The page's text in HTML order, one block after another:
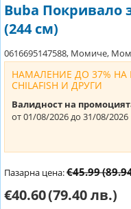
Buba Покривало
(244 см)
0616695147588, Момиче,
НАМАЛЕНИЕ ДО 37% НА
CHILAFISH И ДРУГИ
Валидност на
от 01/08/2026 до 31/08/2026
Пазарна цена:€45.99
€40.60(79.40 лв.)